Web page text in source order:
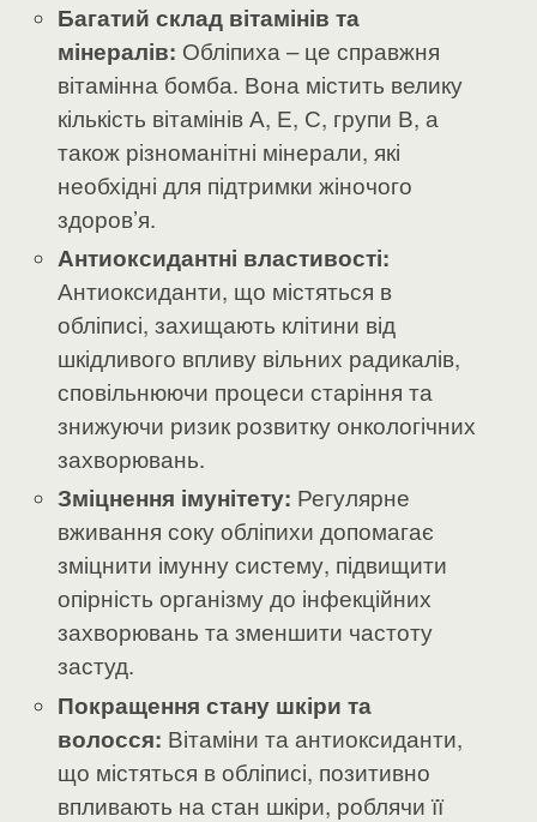
Багатий склад вітамінів та
мінералів: Обліпиха – це справжня
вітамінна бомба. Вона містить велику
кількість вітамінів А, Е, С, групи В, а
також різноманітні мінерали, які
необхідні для підтримки жіночого
здоров’я.
Антиоксидантні властивості:
Антиоксиданти, що містяться в
обліписі, захищають клітини від
шкідливого впливу вільних радикалів,
сповільнюючи процеси старіння та
знижуючи ризик розвитку онкологічних
захворювань.
Зміцнення імунітету: Регулярне
вживання соку обліпихи допомагає
зміцнити імунну систему, підвищити
опірність організму до інфекційних
захворювань та зменшити частоту
застуд.
Покращення стану шкіри та
волосся: Вітаміни та антиоксиданти,
що містяться в обліписі, позитивно
впливають на стан шкіри, роблячи її